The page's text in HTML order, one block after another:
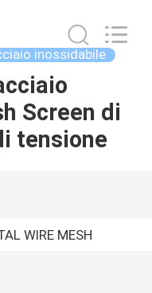
inossidabile
Screen di
tensione
WIRE MESH